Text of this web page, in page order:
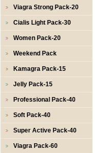
Viagra Strong Pack-20
Cialis Light Pack-30
Women Pack-20
Weekend Pack
Kamagra Pack-15
Jelly Pack-15
Professional Pack-40
Soft Pack-40
Super Active Pack-40
Viagra Pack-60